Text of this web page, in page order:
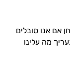
אם אנו סובלים
מה עלינו